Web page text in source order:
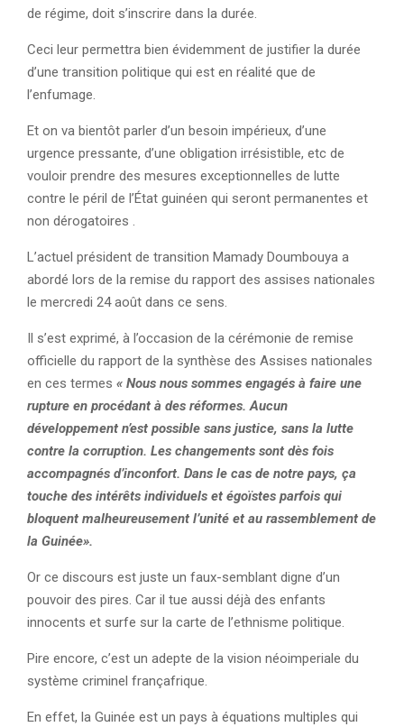
de régime, doit s’inscrire dans la durée.
Ceci leur permettra bien évidemment de justifier la durée
d’une transition politique qui est en réalité que de
l’enfumage.
Et on va bientôt parler d’un besoin impérieux, d’une
urgence pressante, d’une obligation irrésistible, etc de
vouloir prendre des mesures exceptionnelles de lutte
contre le péril de l’État guinéen qui seront permanentes et
non dérogatoires .
L’actuel président de transition Mamady Doumbouya a
abordé lors de la remise du rapport des assises nationales
le mercredi 24 août dans ce sens.
Il s’est exprimé, à l’occasion de la cérémonie de remise
officielle du rapport de la synthèse des Assises nationales
en ces termes « Nous nous sommes engagés à faire une
rupture en procédant à des réformes. Aucun
développement n’est possible sans justice, sans la lutte
contre la corruption. Les changements sont dès fois
accompagnés d’inconfort. Dans le cas de notre pays, ça
touche des intérêts individuels et égoïstes parfois qui
bloquent malheureusement l’unité et au rassemblement de
la Guinée».
Or ce discours est juste un faux-semblant digne d’un
pouvoir des pires. Car il tue aussi déjà des enfants
innocents et surfe sur la carte de l’ethnisme politique.
Pire encore, c’est un adepte de la vision néoimperiale du
système criminel françafrique.
En effet, la Guinée est un pays à équations multiples qui